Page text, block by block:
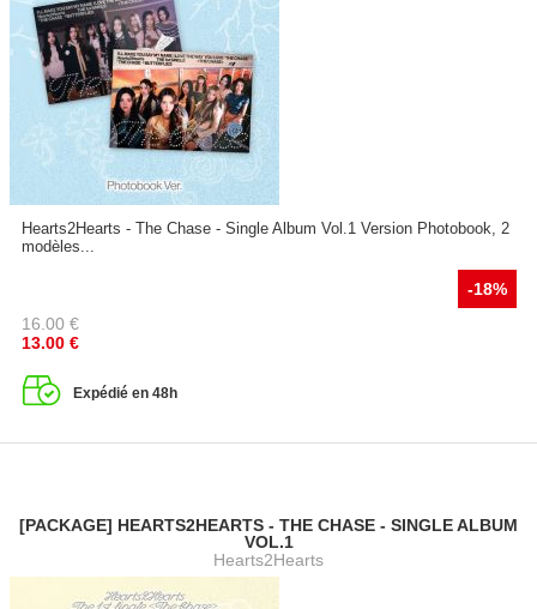
Hearts2Hearts - The Chase - Single Album Vol.1 Version Photobook, 2
modèles...
-18%
16.00 €
13.00 €
Expédié en 48h
[PACKAGE] HEARTS2HEARTS - THE CHASE - SINGLE ALBUM
VOL.1
Hearts2Hearts